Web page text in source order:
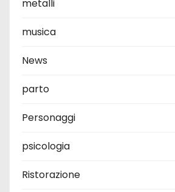
metalli
musica
News
parto
Personaggi
psicologia
Ristorazione